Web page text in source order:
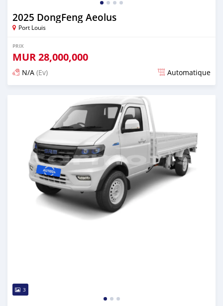
2025 DongFeng Aeolus
Port Louis
PRIX
MUR28,000,000
N/A (Ev) Automatique
3